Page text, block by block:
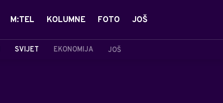
SVIJET EKONOMIJA JOŠ
M:TEL KOLUMNE FOTO JOŠ